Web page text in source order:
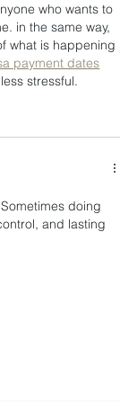
who wants to
in the same way,
what is happening
payment dates
stressful.
doing
and lasting